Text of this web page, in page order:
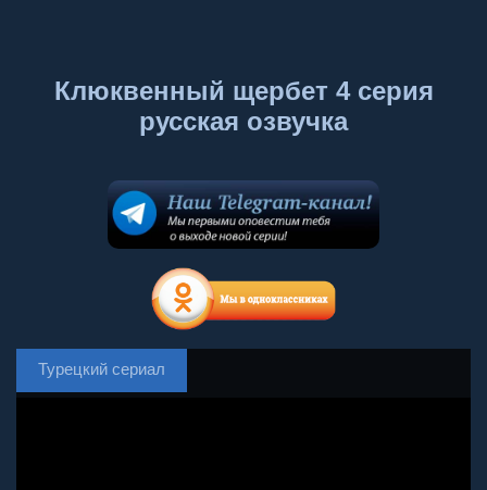
Клюквенный щербет 4 серия
русская озвучка
Турецкий сериал